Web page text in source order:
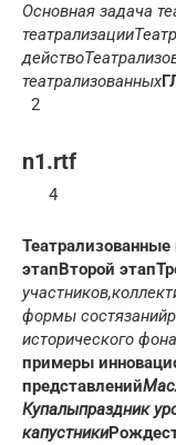
Основная задача
театрализацииТ
действо
театрализованных
2
n1.rtf
4
этапВторой этап
участников,
формы состязаний
исторического фона
примеры
представлений
Купалыпраздник
капустники